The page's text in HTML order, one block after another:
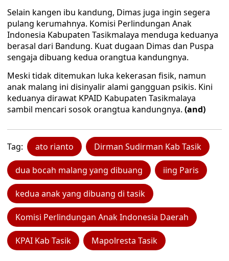
Selain kangen ibu kandung, Dimas juga ingin segera
pulang kerumahnya. Komisi Perlindungan Anak
Indonesia Kabupaten Tasikmalaya menduga keduanya
berasal dari Bandung. Kuat dugaan Dimas dan Puspa
sengaja dibuang kedua orangtua kandungnya.
Meski tidak ditemukan luka kekerasan fisik, namun
anak malang ini disinyalir alami gangguan psikis. Kini
keduanya dirawat KPAID Kabupaten Tasikmalaya
sambil mencari sosok orangtua kandungnya. (and)
Tag: ato rianto Dirman Sudirman Kab Tasik
dua bocah malang yang dibuang iing Paris
kedua anak yang dibuang di tasik
Komisi Perlindungan Anak Indonesia Daerah
KPAI Kab Tasik Mapolresta Tasik